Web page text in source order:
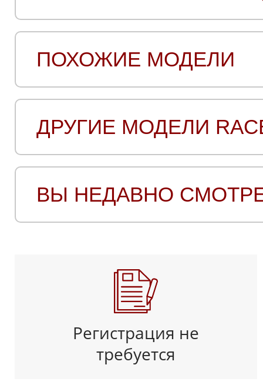
ПОХОЖИЕ МОДЕЛИ
ДРУГИЕ МОДЕЛИ
ВЫ НЕДАВНО
Регистрация не
требуется